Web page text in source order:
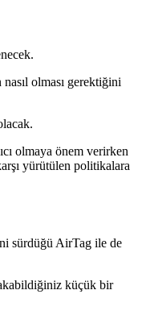
olması gerektiğini
olmaya önem verirken
yürütülen politikalara
sürdüğü AirTag ile de
küçük bir